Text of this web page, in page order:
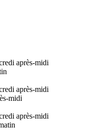
après-midi
après-midi
midi
après-midi